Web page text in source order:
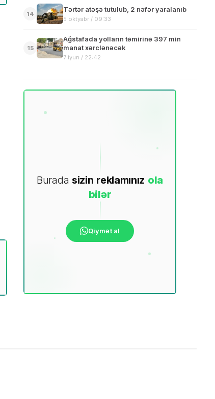
14
Tərtər atəşə tutulub, 2 nəfər yaralanıb
5 oktyabr / 09:33
15
Ağstafada yolların təmirinə 397 min
manat xərclənəcək
7 iyun / 22:42
Burada sizin reklamınız ola
bilər
Qiymət al